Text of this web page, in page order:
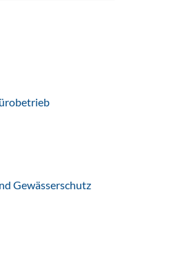
Gewässerschutz